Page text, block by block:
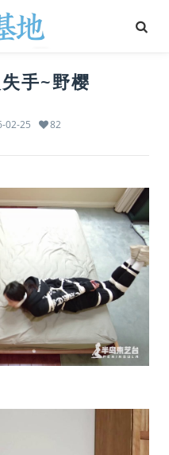
手~野樱
02-25 82